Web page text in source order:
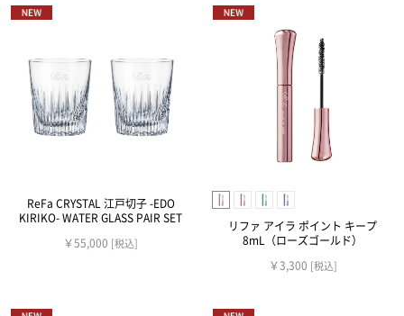
ReFa CRYSTAL 江戸切子 -EDO
KIRIKO- WATER GLASS PAIR SET
￥55,000 [税込]
リファ アイラ ポイント キープ
8mL（ローズゴールド）
￥3,300 [税込]